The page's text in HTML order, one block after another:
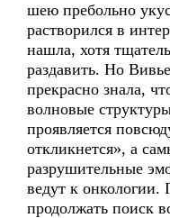
шею пребольно
растворился в
нашла, хотя
раздавить. Но
прекрасно знала,
волновые
проявляется
откликнется», а
разрушительные
ведут к онкологии.
продолжать поиск